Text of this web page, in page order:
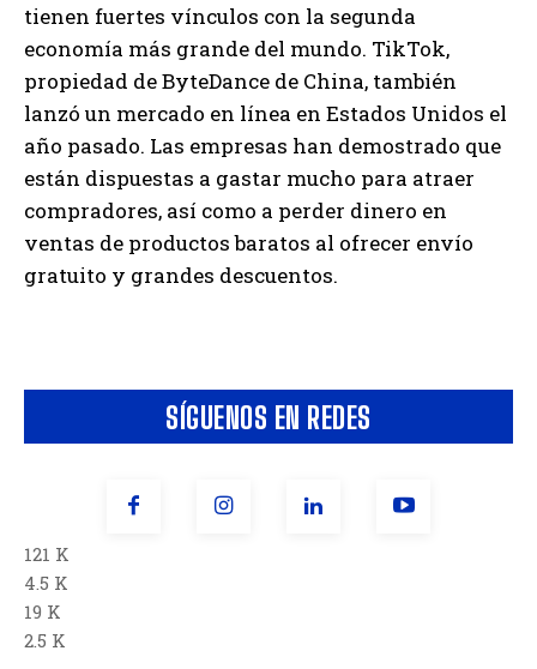
SÍGUENOS EN REDES
121 K
4.5 K
19 K
2.5 K
tienen fuertes vínculos con la segunda
economía más grande del mundo. TikTok,
propiedad de ByteDance de China, también
lanzó un mercado en línea en Estados Unidos el
año pasado. Las empresas han demostrado que
están dispuestas a gastar mucho para atraer
compradores, así como a perder dinero en
ventas de productos baratos al ofrecer envío
gratuito y grandes descuentos.